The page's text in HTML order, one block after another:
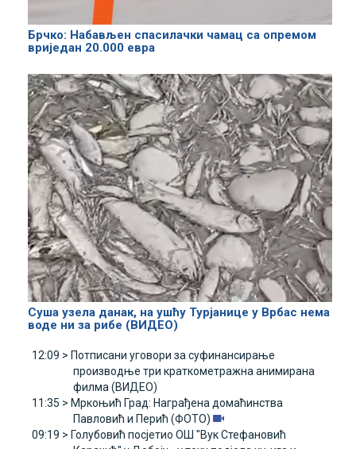
Брчко: Набављен спасилачки чамац са опремом
вриједан 20.000 евра
Суша узела данак, на ушћу Турјанице у Врбас нема
воде ни за рибе (ВИДЕО)
12:09 > Потписани уговори за суфинансирање
производње три краткометражна анимирана
филма (ВИДЕО)
11:35 > Мркоњић Град: Награђена домаћинства
Павловић и Перић (ФОТО)
09:19 > Голубовић посјетио ОШ "Вук Стефановић